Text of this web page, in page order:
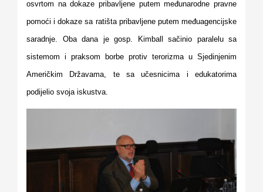
osvrtom na dokaze pribavljene putem međunarodne pravne
pomoći i dokaze sa ratišta pribavljene putem međuagencijske
saradnje. Oba dana je gosp. Kimball sačinio paralelu sa
sistemom i praksom borbe protiv terorizma u Sjedinjenim
Američkim Državama, te sa učesnicima i edukatorima
podijelio svoja iskustva.